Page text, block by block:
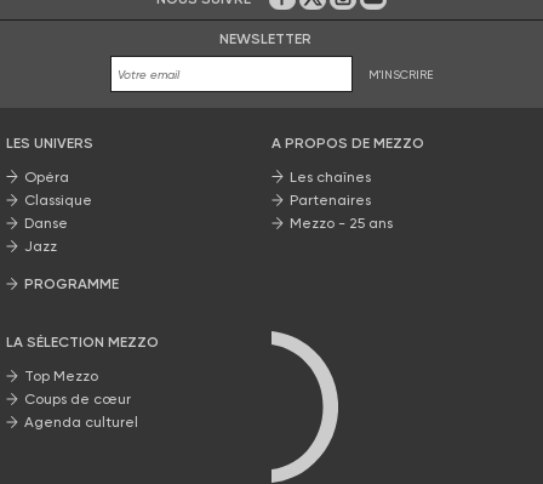
Sur Facebook
Sur Twitter
Sur Instagram
Sur Youtube
NEWSLETTER
M'INSCRIRE
LES UNIVERS
Opéra
Classique
Danse
Jazz
PROGRAMME
LA SÉLECTION MEZZO
Top Mezzo
Coups de cœur
Agenda culturel
A PROPOS DE MEZZO
Les chaînes
Partenaires
Mezzo - 25 ans